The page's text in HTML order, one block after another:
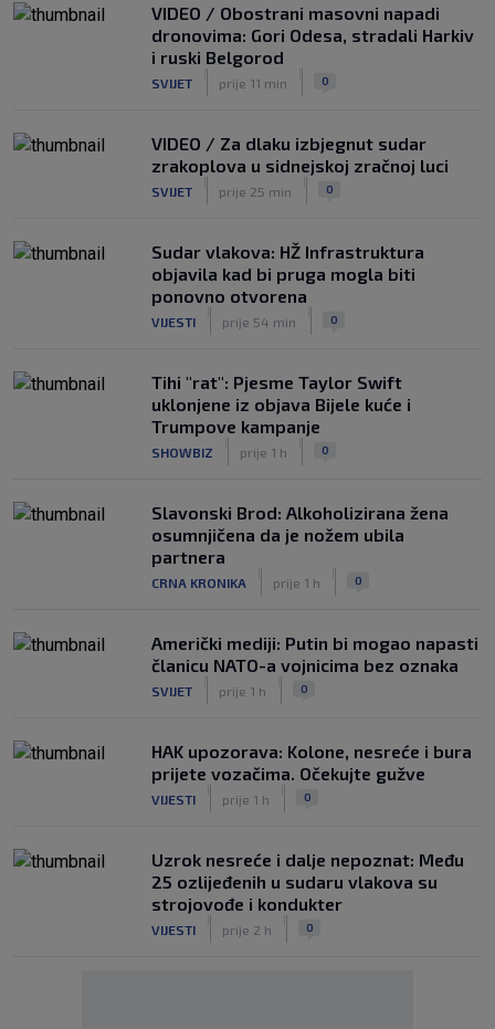
zadovoljni, tražimo stopera
SK prije 3 h
Zekić sasuo kritike nakon remija: ‘O
problemima možemo pričati tri dana’
VIDEO / Obostrani masovni napadi
dronovima: Gori Odesa, stradali Harkiv
i ruski Belgorod
SVIJET prije 11 min 0
VIDEO / Za dlaku izbjegnut sudar
zrakoplova u sidnejskoj zračnoj luci
SVIJET prije 25 min 0
Sudar vlakova: HŽ Infrastruktura
objavila kad bi pruga mogla biti
ponovno otvorena
VIJESTI prije 54 min 0
Tihi "rat": Pjesme Taylor Swift
uklonjene iz objava Bijele kuće i
Trumpove kampanje
SHOWBIZ prije 1 h 0
Slavonski Brod: Alkoholizirana žena
osumnjičena da je nožem ubila
partnera
CRNA KRONIKA prije 1 h 0
Američki mediji: Putin bi mogao napasti
članicu NATO-a vojnicima bez oznaka
SVIJET prije 1 h 0
HAK upozorava: Kolone, nesreće i bura
prijete vozačima. Očekujte gužve
VIJESTI prije 1 h 0
Uzrok nesreće i dalje nepoznat: Među
25 ozlijeđenih u sudaru vlakova su
strojovođe i kondukter
VIJESTI prije 2 h 0